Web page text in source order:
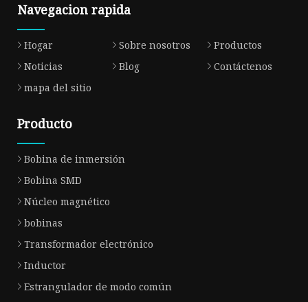
Navegacion rapida
Hogar Sobre nosotros
Productos
Noticias
Blog
Contáctenos
mapa del sitio
Producto
Bobina de inmersión
Bobina SMD
Núcleo magnético
bobinas
Transformador electrónico
Inductor
Estrangulador de modo común